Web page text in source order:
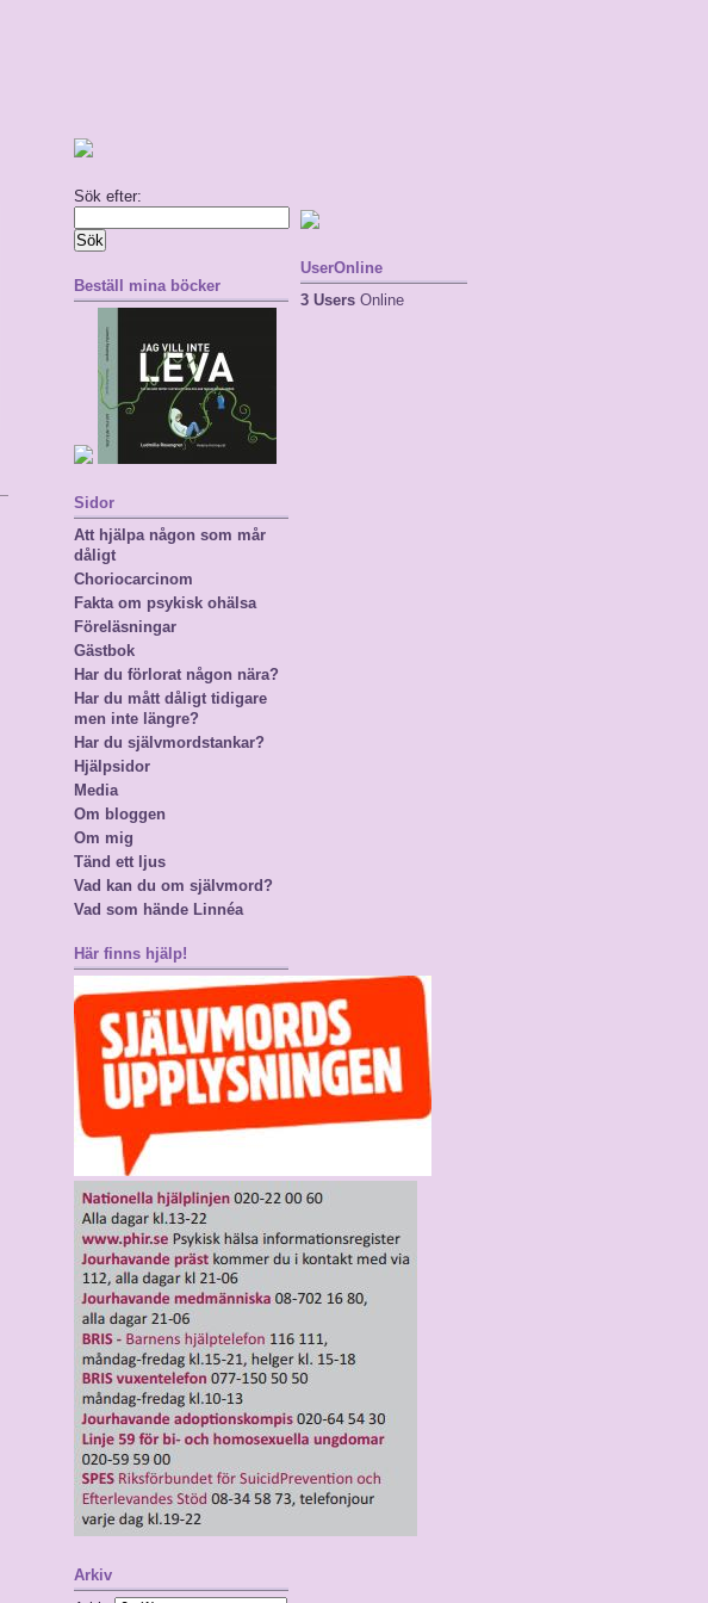
Sök efter:
Beställ mina böcker
Sidor
Att hjälpa någon som mår
dåligt
Choriocarcinom
Fakta om psykisk ohälsa
Föreläsningar
Gästbok
Har du förlorat någon nära?
Har du mått dåligt tidigare
men inte längre?
Har du självmordstankar?
Hjälpsidor
Media
Om bloggen
Om mig
Tänd ett ljus
Vad kan du om självmord?
Vad som hände Linnéa
Här finns hjälp!
Arkiv
UserOnline
3 Users Online